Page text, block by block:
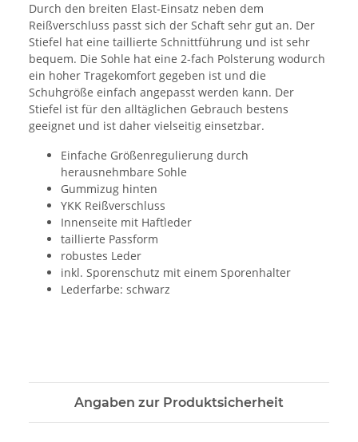
Durch den breiten Elast-Einsatz neben dem
Reißverschluss passt sich der Schaft sehr gut an. Der
Stiefel hat eine taillierte Schnittführung und ist sehr
bequem. Die Sohle hat eine 2-fach Polsterung wodurch
ein hoher Tragekomfort gegeben ist und die
Schuhgröße einfach angepasst werden kann. Der
Stiefel ist für den alltäglichen Gebrauch bestens
geeignet und ist daher vielseitig einsetzbar.
Einfache Größenregulierung durch
herausnehmbare Sohle
Gummizug hinten
YKK Reißverschluss
Innenseite mit Haftleder
taillierte Passform
robustes Leder
inkl. Sporenschutz mit einem Sporenhalter
Lederfarbe: schwarz
Angaben zur Produktsicherheit